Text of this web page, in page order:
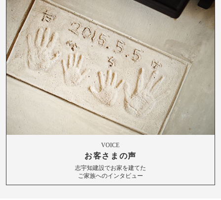
VOICE
お客さまの声
志宇知建設でお家を建てた
ご家族へのインタビュー